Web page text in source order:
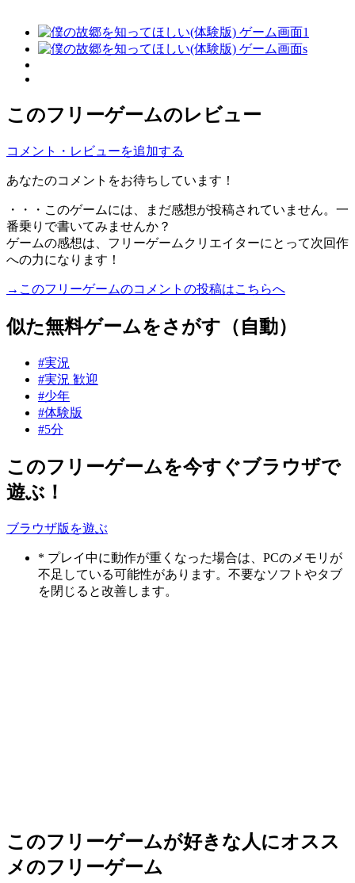
このフリーゲームのレビュー
コメント・レビューを追加する
あなたのコメントをお待ちしています！
・・・このゲームには、まだ感想が投稿されていません。一
番乗りで書いてみませんか？
ゲームの感想は、フリーゲームクリエイターにとって次回作
への力になります！
→このフリーゲームのコメントの投稿はこちらへ
似た無料ゲームをさがす（自動）
#実況
#実況 歓迎
#少年
#体験版
#5分
このフリーゲームを今すぐブラウザで
遊ぶ！
ブラウザ版を遊ぶ
* プレイ中に動作が重くなった場合は、PCのメモリが
不足している可能性があります。不要なソフトやタブ
を閉じると改善します。
このフリーゲームが好きな人にオスス
メのフリーゲーム